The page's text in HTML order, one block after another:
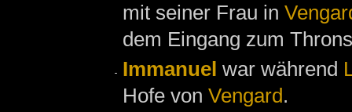
mit seiner Frau in
dem Eingang zum
Immanuel war während
Hofe von Vengard.